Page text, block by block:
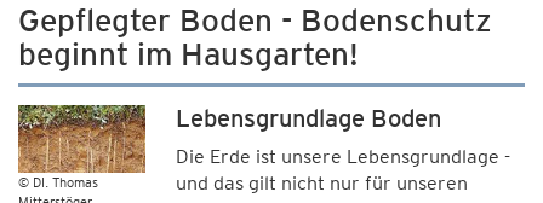
Gepflegter Boden - Bodenschutz
beginnt im Hausgarten!
© DI. Thomas
Lebensgrundlage Boden
Die Erde ist unsere Lebensgrundlage -
und das gilt nicht nur für unseren